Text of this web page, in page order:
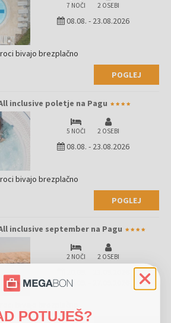
7 NOČI 2 OSEBI
08.08. - 23.08.2026
POGLEJ
bivajo brezplačno
inclusive poletje na Pagu
5 NOČI 2 OSEBI
08.08. - 23.08.2026
POGLEJ
bivajo brezplačno
inclusive september na Pagu
2 NOČI 2 OSEBI
24.09.
POTUJEŠ?